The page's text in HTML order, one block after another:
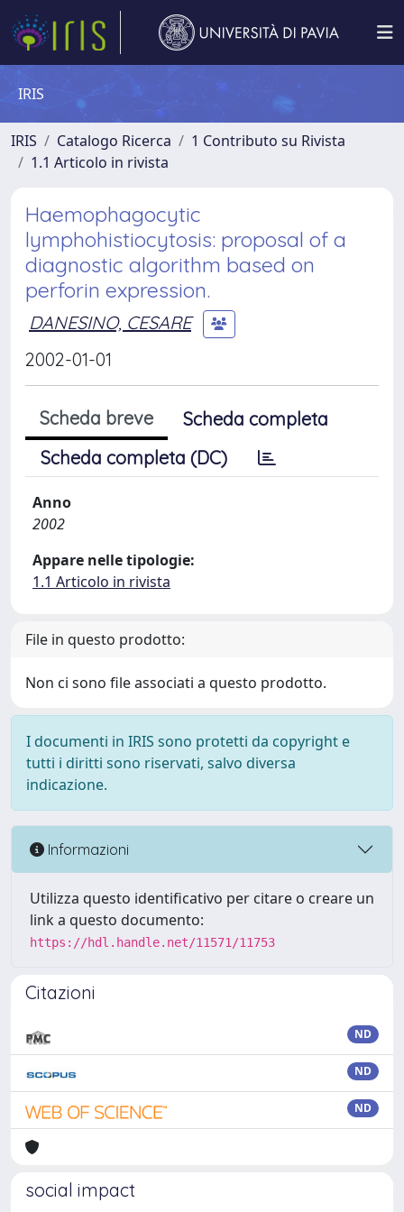
IRIS
IRIS Catalogo Ricerca
1 Contributo su Rivista
1.1 Articolo in rivista
Haemophagocytic
lymphohistiocytosis: proposal of a
diagnostic algorithm based on
perforin expression.
DANESINO, CESARE
2002-01-01
Scheda breve
Scheda completa
Scheda completa (DC)
Anno
2002
Appare nelle tipologie:
1.1 Articolo in rivista
File in questo prodotto:
Non ci sono file associati a questo prodotto.
I documenti in IRIS sono protetti da copyright e
tutti i diritti sono riservati, salvo diversa
indicazione.
Informazioni
Utilizza questo identificativo per citare o creare un
link a questo documento:
https://hdl.handle.net/11571/11753
Citazioni
ND
ND
ND
social impact